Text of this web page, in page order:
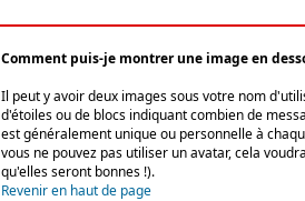
Comment puis-je montrer une image en
Il peut y avoir deux images sous votre nom
d'étoiles ou de blocs indiquant combien de
est généralement unique ou personnelle à
vous ne pouvez pas utiliser un avatar, cela
qu'elles seront bonnes !).
Revenir en haut de page